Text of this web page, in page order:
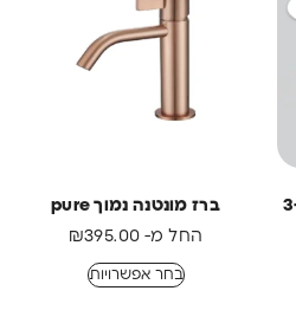
חבילת רחצה מונטנה ice ב-3
ברז מונטנה נמוך pure
החל מ-
₪395.00
בחר אפשרויות